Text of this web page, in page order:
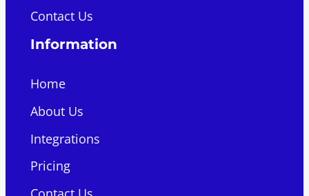
Contact Us
Information
Home
About Us
Integrations
Pricing